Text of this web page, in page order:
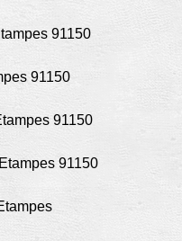
91150
91150
91150
91150